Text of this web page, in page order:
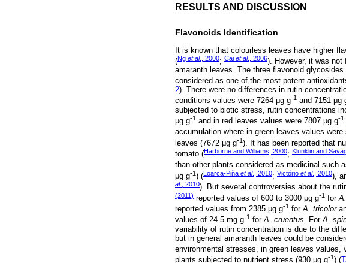
RESULTS AND DISCUSSION
Flavonoids Identification
It is known that colourless leaves have higher
(Ng et al., 2000; Cai et al., 2006). However, it was not
amaranth leaves. The three flavonoid glycosides
considered as one of the most potent
2). There were no differences in rutin
conditions values were 7264 μg g-1 and 7151 μg
subjected to biotic stress, rutin concentrations
μg g-1 and in red leaves values were 7807 μg g‑1
accumulation where in green leaves values
leaves (7672 μg g‑1). It has been reported that
tomato (Harborne and Williams, 2000; Klunklin and
than other plants considered as medicinal such
μg g-1) (Loarca-Piña et al., 2010; Victório et al., 2010),
al., 2010). But several controversies about the
(2011) reported values of 600 to 3000 μg g-1 for
reported values from 2385 μg g-1 forA. tricolor
values of 24.5 mg g‑1 forA. cruentus. ForA.
variability of rutin concentration is due to the
but in general amaranth leaves could be
environmental stresses, in green leaves values,
plants subjected to nutrient stress (930 μg g-1) (